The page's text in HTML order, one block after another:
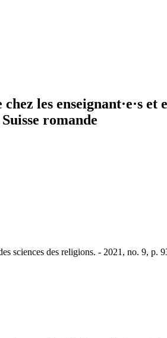
les enseignant·e·s
romande
sciences des religions. - 2021, no. 9, p.